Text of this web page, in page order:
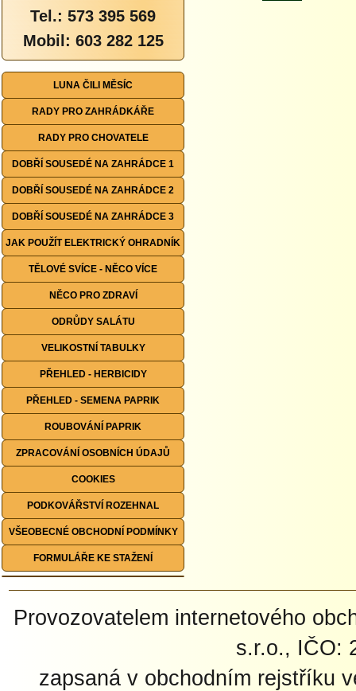
Tel.: 573 395 569
Mobil: 603 282 125
LUNA ČILI MĚSÍC
RADY PRO ZAHRÁDKÁŘE
RADY PRO CHOVATELE
DOBŘÍ SOUSEDÉ NA ZAHRÁDCE 1
DOBŘÍ SOUSEDÉ NA ZAHRÁDCE 2
DOBŘÍ SOUSEDÉ NA ZAHRÁDCE 3
JAK POUŽÍT ELEKTRICKÝ OHRADNÍK
TĚLOVÉ SVÍCE - NĚCO VÍCE
NĚCO PRO ZDRAVÍ
ODRŮDY SALÁTU
VELIKOSTNÍ TABULKY
PŘEHLED - HERBICIDY
PŘEHLED - SEMENA PAPRIK
ROUBOVÁNÍ PAPRIK
ZPRACOVÁNÍ OSOBNÍCH ÚDAJŮ
COOKIES
PODKOVÁŘSTVÍ ROZEHNAL
VŠEOBECNÉ OBCHODNÍ PODMÍNKY
FORMULÁŘE KE STAŽENÍ
Provozovatelem internetového
s.r.o., IČO:
zapsaná v obchodním rejstříku